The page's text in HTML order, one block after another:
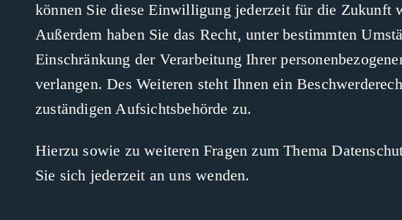
können Sie diese Einwilligung jederzeit für die Zukunft
Außerdem haben Sie das Recht, unter bestimmten
Einschränkung der Verarbeitung Ihrer
verlangen. Des Weiteren steht Ihnen ein
zuständigen Aufsichtsbehörde zu.
Hierzu sowie zu weiteren Fragen zum Thema
Sie sich jederzeit an uns wenden.